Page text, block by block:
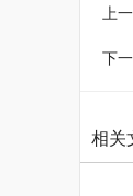
上
下
相关